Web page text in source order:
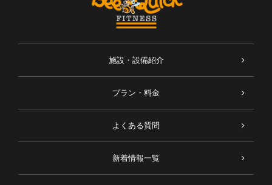
施設・設備紹介
プラン・料金
よくある質問
新着情報一覧